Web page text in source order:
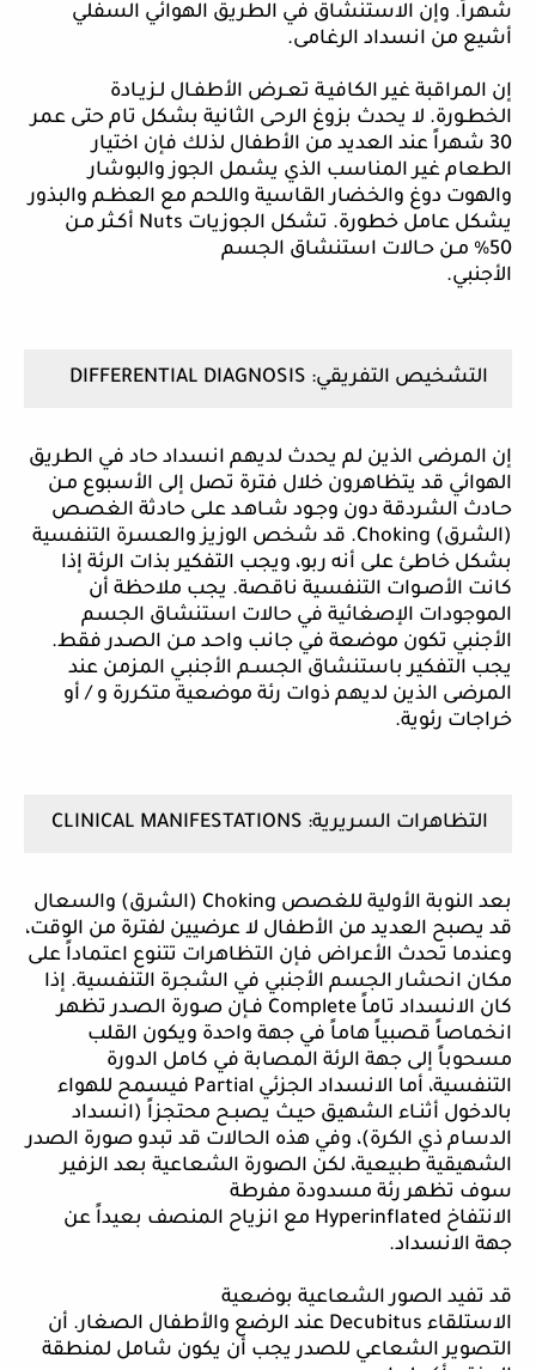
شهراً. وإن الاستنشاق في الطريق الهوائي السفلي
أشيع من انسداد الرغامى.
إن المراقبة غير الكافيـة تعـرض الأطفـال لـزيـادة
الخطـورة. لا يحدث بزوغ الرحى الثانية بشكل تام حتى عمر
30 شهراً عند العديد من الأطفال لذلك فإن اختيار
الطعام غير المناسب الذي يشمل الجوز والبوشار
والهوت دوغ والخضار القاسية واللحم مع العظـم والبذور
يشكل عامل خطورة. تشكل الجوزيات Nuts أكـثر مـن
50% مـن حـالات استنشاق الجسم
الأجنبي.
التشخيص التفريقي: DIFFERENTIAL DIAGNOSIS
إن المرضى الذين لم يحدث لديهم انسداد حاد في الطريق
الهوائي قد يتظاهرون خلال فترة تصل إلى الأسبوع مـن
حـادث الشردقة دون وجـود شـاهـد علـى حادثة الغصـص
(الشرق) Choking. قد شخص الوزيز والعسرة التنفسية
بشكل خاطئ على أنه ربو، ويجب التفكير بذات الرئة إذا
كانت الأصـوات التنفسية ناقصة. يجب ملاحظة أن
الموجودات الإصغائية في حالات استنشاق الجسم
الأجنبي تكون موضعة في جانب واحـد مـن الصـدر فقط.
يجب التفكير باستنشاق الجسـم الأجنبـي المزمن عند
المرضى الذين لديهم ذوات رئة موضعية متكررة و / أو
خراجات رئوية.
التظاهرات السريرية: CLINICAL MANIFESTATIONS
بعد النوبة الأولية للغصص Choking (الشرق) والسعال
قد يصبح العديد من الأطفال لا عرضيين لفترة من الوقت،
وعندما تحدث الأعراض فإن التظاهرات تتنوع اعتماداً على
مكان انحشار الجسم الأجنبي في الشجرة التنفسية. إذا
كان الانسداد تاماً Complete فـإن صـورة الصـدر تظهر
انخماصاً قصبياً هاماً في جهة واحدة ويكون القلب
مسحوباً إلى جهة الرئة المصابة في كامل الدورة
التنفسية، أما الانسداد الجزئي Partial فيسمح للهواء
بالدخول أثنـاء الشهيق حيـث يصبـح محتجزاً (انسداد
الدسام ذي الكرة)، وفي هذه الحالات قد تبدو صورة الصدر
الشهيقية طبيعية، لكن الصورة الشعاعية بعد الزفير
سوف تظهر رئة مسدودة مفرطة
الانتفاخ Hyperinflated مع انزياح المنصف بعيداً عن
جهة الانسداد.
قد تفيد الصور الشعاعية بوضعية
الاستلقاء Decubitus عند الرضع والأطفال الصغار. أن
التصوير الشعاعي للصدر يجب أن يكون شامل لمنطقة